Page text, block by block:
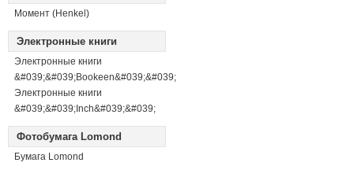
Момент (Henkel)
Электронные книги
Электронные книги
&#039;&#039;Bookeen&#039;&#039;
Электронные книги
&#039;&#039;Inch&#039;&#039;
Фотобумага Lomond
Бумага Lomond